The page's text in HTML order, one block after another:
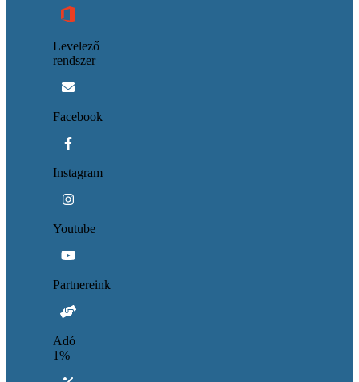
Levelező
rendszer
Facebook
Instagram
Youtube
Partnereink
Adó
1%